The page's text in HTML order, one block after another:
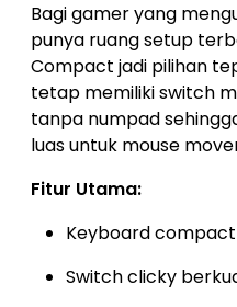
Bagi gamer yang
punya ruang setup
Compact jadi pilihan
tetap memiliki switch
tanpa numpad
luas untuk mouse
Fitur Utama:
Keyboard
Switch clicky